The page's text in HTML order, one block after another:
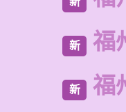
新 福
新 福